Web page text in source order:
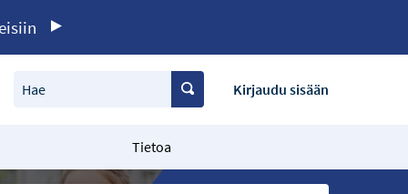
Hae Kirjaudu sisään
Tietoa